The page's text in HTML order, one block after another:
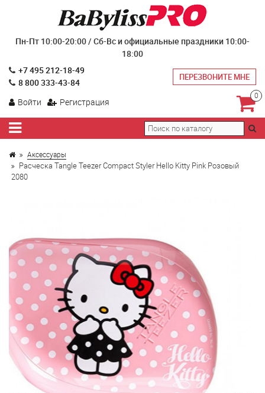
Пн-Пт 10:00-20:00 / Сб-Вс и официальные праздники 10:00-
18:00
+7 495 212-18-49
8 800 333-43-84
ПЕРЕЗВОНИТЕ МНЕ
Войти Регистрация
0
Аксессуары
Расческа Tangle Teezer Compact Styler Hello Kitty Pink Розовый
2080